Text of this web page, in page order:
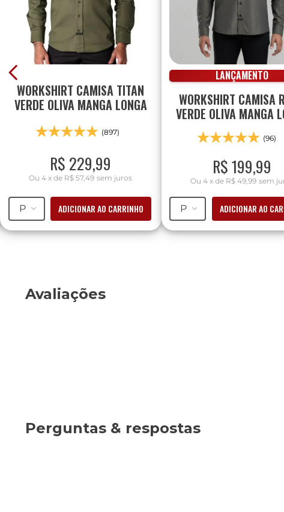
WORKSHIRT CAMISA TITAN
VERDE OLIVA MANGA LONGA
(897)
R$ 229,99
Ou4 x de R$ 57,49 sem juros
P ADICIONAR AO CARRINHO
LANÇAMENTO
WORKSHIRT CAMISA
VERDE OLIVA MANGA
(96)
R$199,99
Ou 4 xde R$ 49,99 sem
P ADICIONAR AO
Avaliações
Perguntas & respostas